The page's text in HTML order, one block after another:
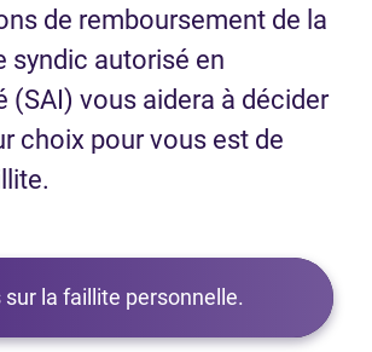
de remboursement de la
syndic autorisé en
(SAI) vous aidera à décider
choix pour vous est de
sur la faillite personnelle.